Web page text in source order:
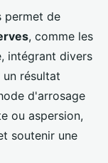
permet de
, comme les
intégrant divers
résultat
d'arrosage
ou aspersion,
soutenir une